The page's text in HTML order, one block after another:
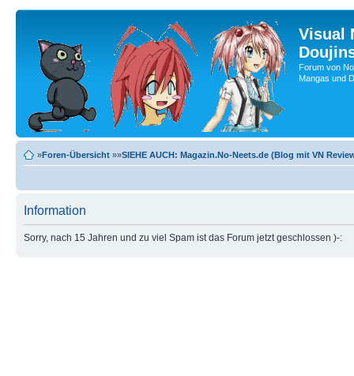
Visual
Forum von
Mangas und
»Foren-Übersicht »»SIEHE AUCH: Magazin.No-Neets.de (Blog mit VN
Information
Sorry, nach 15 Jahren und zu viel Spam ist das Forum jetzt geschlossen )-: